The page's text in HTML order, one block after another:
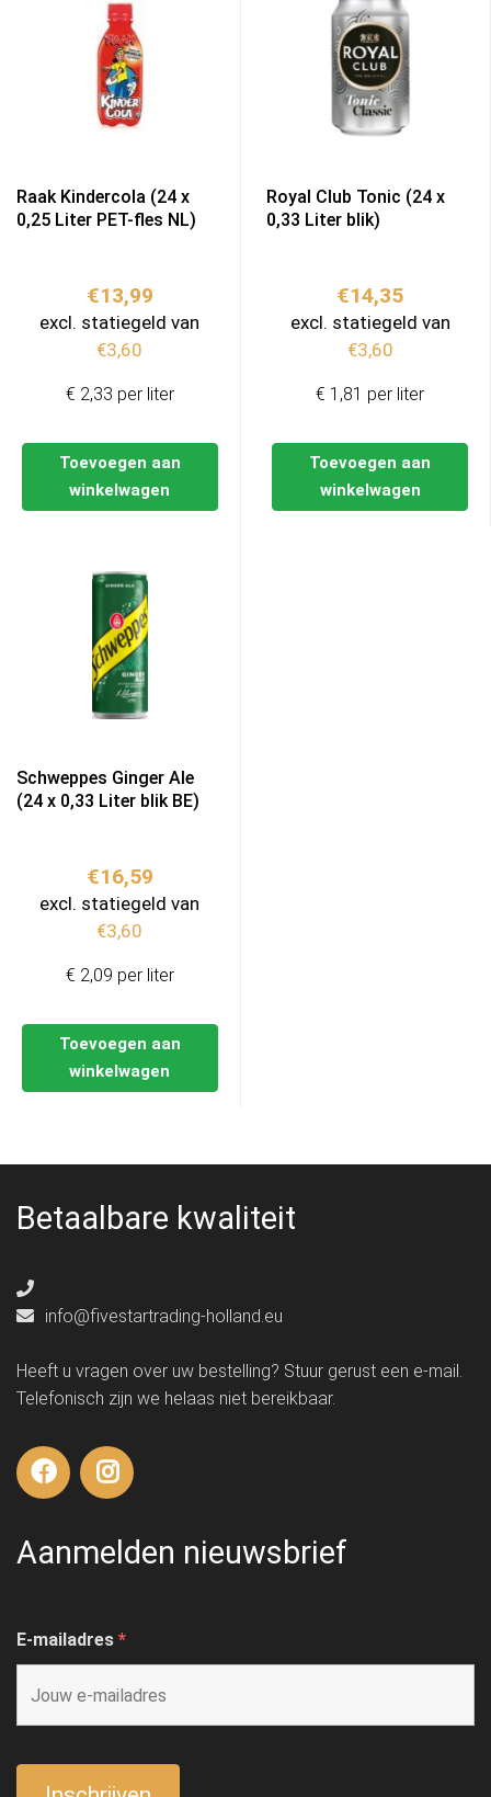
Raak Kindercola (24 x
0,25 Liter PET-fles NL)
€13,99
excl. statiegeld van
€3,60
Toevoegen aan
winkelwagen
€ 2,33 per liter
Royal Club Tonic (24 x
0,33 Liter blik)
€14,35
excl. statiegeld van
€3,60
Toevoegen aan
winkelwagen
€ 1,81 per liter
Schweppes Ginger Ale
(24 x 0,33 Liter blik BE)
€16,59
excl. statiegeld van
€3,60
Toevoegen aan
winkelwagen
€ 2,09 per liter
Betaalbare kwaliteit
info@fivestartrading-holland.eu
Heeft u vragen over uw bestelling? Stuur gerust een e-mail.
Telefonisch zijn we helaas niet bereikbaar.
Aanmelden nieuwsbrief
E-mailadres *